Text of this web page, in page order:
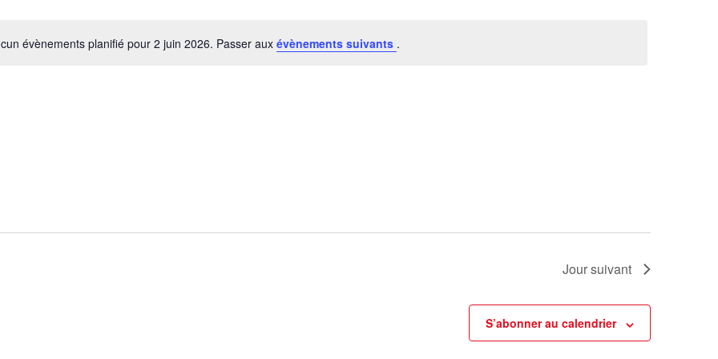
Notice
évènements planifié pour 2 juin 2026. Passer aux évènements suivants .
Jour suivant
S’abonner au calendrier